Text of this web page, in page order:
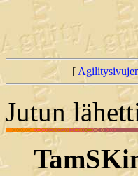
[
Jutun